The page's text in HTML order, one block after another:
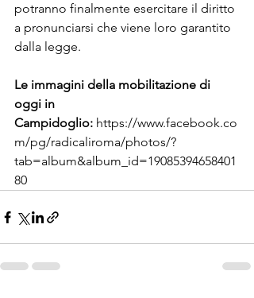
potranno finalmente esercitare il diritto
a pronunciarsi che viene loro garantito
dalla legge.
Le immagini della mobilitazione di
oggi in
Campidoglio: https://www.facebook.co
m/pg/radicaliroma/photos/?
tab=album&album_id=19085394658401
80